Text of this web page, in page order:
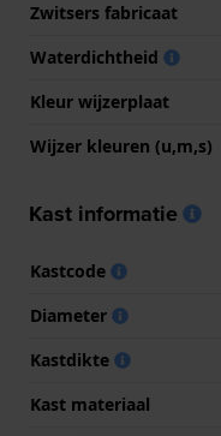
Zwitsers fabricaat
Waterdichtheid
Kleur wijzerplaat
Wijzer kleuren (u,m,s)
Kast informatie
Kastcode
Diameter
Kastdikte
Kast materiaal